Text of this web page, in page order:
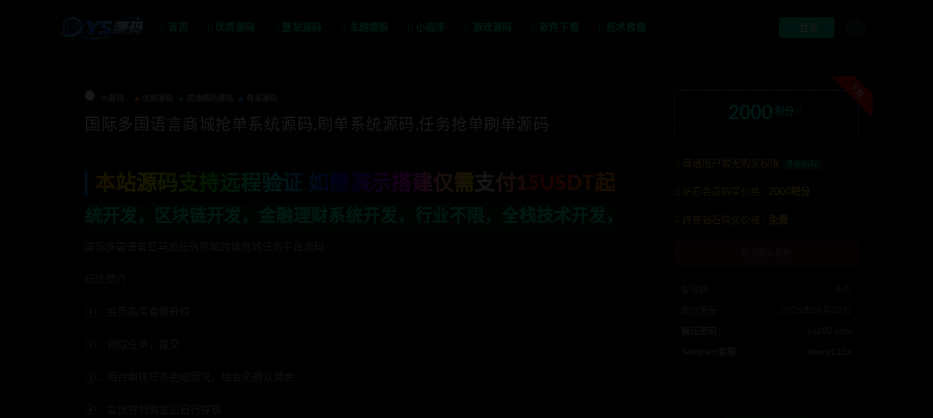
首页 优质源码 整站源码 主题模板 小程序 游戏源码 软件下载 技术教程 登录
国际多国语言商城抢单系统源码,刷单系统源码,任务抢单刷单源码
本站源码支持远程验证 如需演示搭建仅需支付15USDT起
块链开发，金融理财系统开发，行业不限，全栈技术开发，定制，二开联系TG:anons123x
下载
2000 积分
普通用户暂无购买权限
钻石会员购买价格 : 2000积分
终身钻石购买价格 : 免费